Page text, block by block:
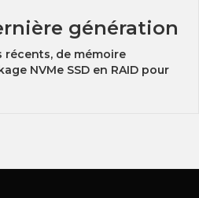
génération
récents, de mémoire
NVMe SSD en RAID pour